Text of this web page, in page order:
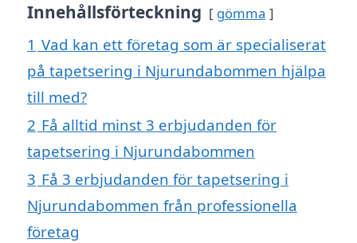
Innehållsförteckning gömma
1 Vad kan ett företag som är specialiserat
på tapetsering i Njurundabommen hjälpa
till med?
2 Få alltid minst 3 erbjudanden för
tapetsering i Njurundabommen
3 Få 3 erbjudanden för tapetsering i
Njurundabommen från professionella
företag